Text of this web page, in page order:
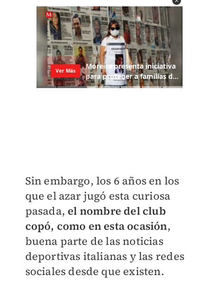
Sin embargo, los 6 años en los
que el azar jugó esta curiosa
pasada, el nombre del club
copó, como en esta ocasión,
buena parte de las noticias
deportivas italianas y las redes
sociales desde que existen.